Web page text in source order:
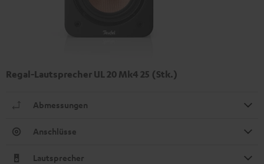
Regal-Lautsprecher UL 20 Mk4 25 (Stk.)
Abmessungen
Anschlüsse
Lautsprecher